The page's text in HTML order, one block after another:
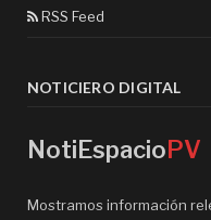
RSS Feed
NOTICIERO DIGITAL
NotiEspacioPV
Mostramos información